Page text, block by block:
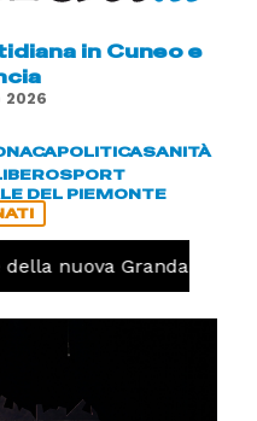
in Cuneo e
2026
POLITICASANITÀ
SPORT
DEL PIEMONTE
nuova Granda Volley